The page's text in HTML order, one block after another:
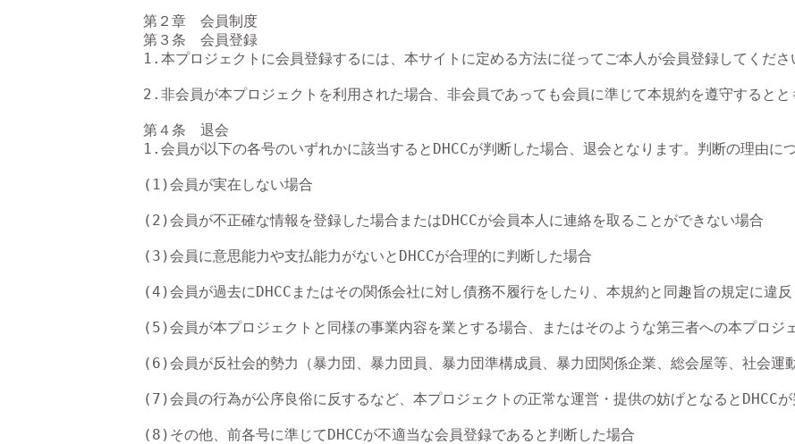
第２章　会員制度
第３条　会員登録
1.本プロジェクトに会員登録するには、本サイトに定める方法に従ってご本人が会員登録してくだ
2.非会員が本プロジェクトを利用された場合、非会員であっても会員に準じて本規約を遵守するとと
第４条　退会
1.会員が以下の各号のいずれかに該当するとDHCCが判断した場合、退会となります。判断の理由
(1)会員が実在しない場合
(2)会員が不正確な情報を登録した場合またはDHCCが会員本人に連絡を取ることができない場合
(3)会員に意思能力や支払能力がないとDHCCが合理的に判断した場合
(4)会員が過去にDHCCまたはその関係会社に対し債務不履行をしたり、本規約と同趣旨の規定に違
(5)会員が本プロジェクトと同様の事業内容を業とする場合、またはそのような第三者への本プロジ
(6)会員が反社会的勢力（暴力団、暴力団員、暴力団準構成員、暴力団関係企業、総会屋等、社会
(7)会員の行為が公序良俗に反するなど、本プロジェクトの正常な運営・提供の妨げとなるとDHCC
(8)その他、前各号に準じてDHCCが不適当な会員登録であると判断した場合